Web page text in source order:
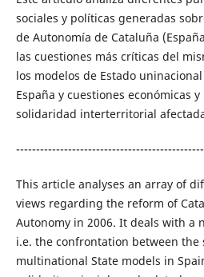
sociales y políticas generadas
de Autonomía de Cataluña
las cuestiones más críticas del
los modelos de Estado
España y cuestiones económicas
solidaridad interterritorial
This article analyses an array of
views regarding the reform of
Autonomy in 2006. It deals with a
i.e. the confrontation between
multinational State models in